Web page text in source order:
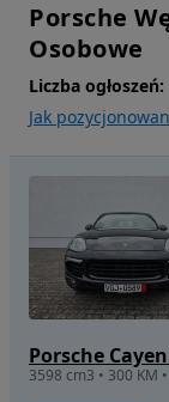
Porsche
Osobowe
Liczba ogłoszeń:
Jak
Porsche
3598 cm3 • 300 KM